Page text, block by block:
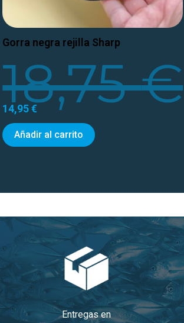
Gorra negra rejilla Sharp
18,75€
14,95€
Añadir al carrito
Entregas en